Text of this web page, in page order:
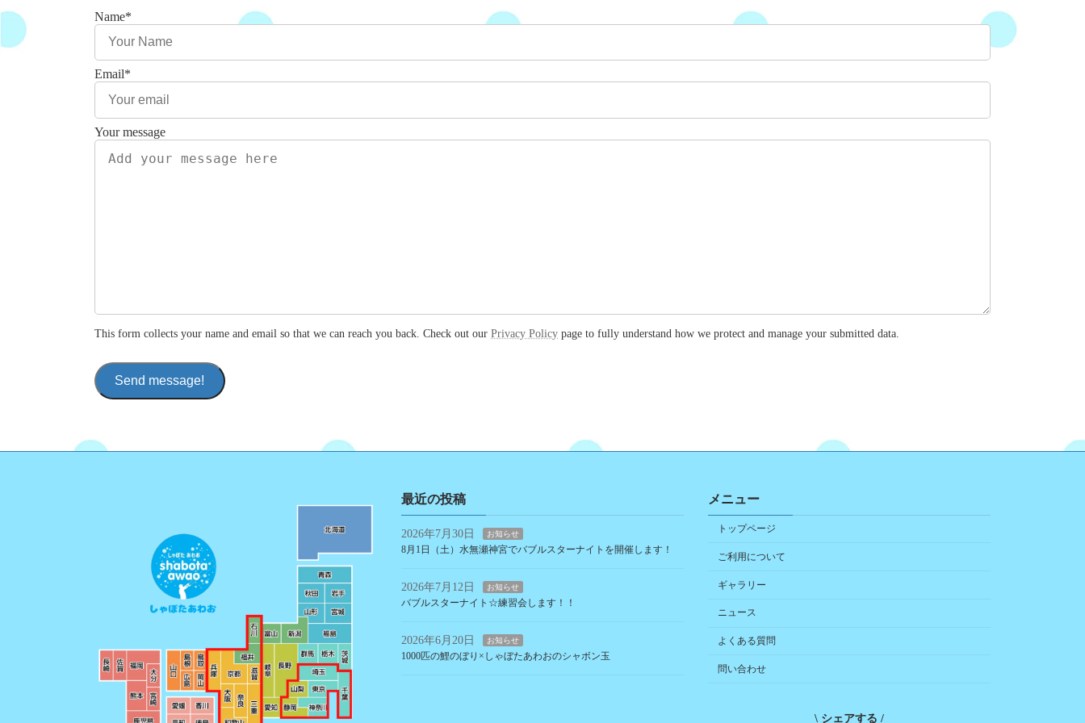
Name*
Email*
Your message
This form collects your name and email so that we can reach you back. Check out our Privacy Policy page to fully understand how we protect and manage your submitted data.
Send message!
最近の投稿
2026年7月30日 お知らせ
8月1日（土）水無瀬神宮でバブルスターナイトを開催します！
2026年7月12日 お知らせ
バブルスターナイト☆練習会します！！
2026年6月20日 お知らせ
1000匹の鯉のぼり×しゃぼたあわおのシャボン玉
メニュー
トップページ
ご利用について
ギャラリー
ニュース
よくある質問
問い合わせ
\ シェアする /